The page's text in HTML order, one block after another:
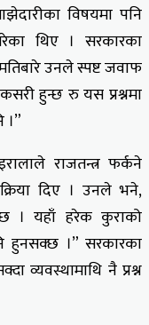
विषयमा पनि
थिए । सरकारका
उनले स्पष्ट जवाफ
हुन्छ रु यस प्रश्नमा
।”
राजतन्त्र फर्कने
दिए । उनले भने,
छ । यहाँ हरेक कुराको
हुनसक्छ ।” सरकारका
व्यवस्थामाथि नै प्रश्न